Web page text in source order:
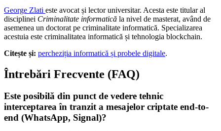
George Zlati este avocat și lector universitar. Acesta este titular al
disciplinei Criminalitate informatică la nivel de masterat, având de
asemenea un doctorat pe criminalitate informatică. Specializarea
acestuia este criminalitatea informatică și tehnologia blockchain.
Citește și: percheziția informatică și probele digitale.
Întrebări Frecvente (FAQ)
Este posibilă din punct de vedere tehnic
interceptarea în tranzit a mesajelor criptate end-to-
end (WhatsApp, Signal)?